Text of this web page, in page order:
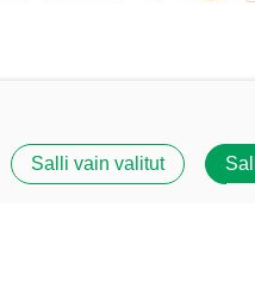
Salli vain valitut